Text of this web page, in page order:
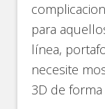
para
línea,
necesite
3D de